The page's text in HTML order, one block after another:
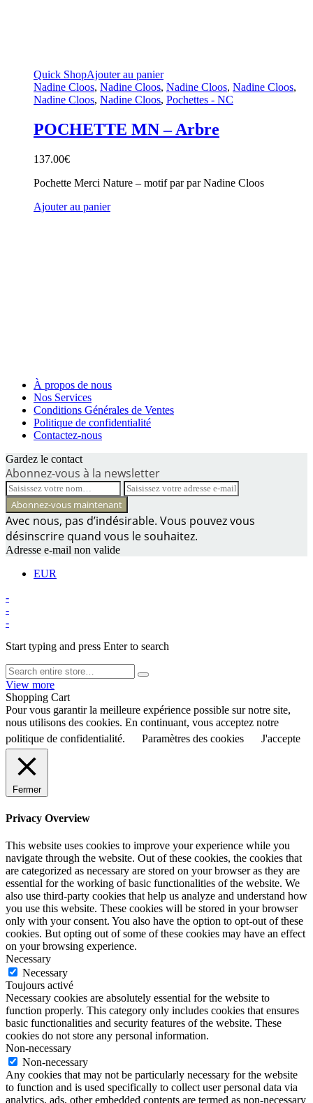
Quick ShopAjouter au panier
Nadine Cloos, Nadine Cloos, Nadine Cloos, Nadine Cloos,
Nadine Cloos, Nadine Cloos, Pochettes - NC
POCHETTE MN – Arbre
137.00€
Pochette Merci Nature – motif par par Nadine Cloos
Ajouter au panier
À propos de nous
Nos Services
Conditions Générales de Ventes
Politique de confidentialité
Contactez-nous
Gardez le contact
Abonnez-vous à la newsletter
Avec nous, pas d’indésirable. Vous pouvez vous
désinscrire quand vous le souhaitez.
Adresse e-mail non valide
EUR
-
-
-
Start typing and press Enter to search
View more
Shopping Cart
Pour vous garantir la meilleure expérience possible sur notre site,
nous utilisons des cookies. En continuant, vous acceptez notre
politique de confidentialité.
Paramètres des cookies J'accepte
Fermer
Privacy Overview
This website uses cookies to improve your experience while you
navigate through the website. Out of these cookies, the cookies that
are categorized as necessary are stored on your browser as they are
essential for the working of basic functionalities of the website. We
also use third-party cookies that help us analyze and understand how
you use this website. These cookies will be stored in your browser
only with your consent. You also have the option to opt-out of these
cookies. But opting out of some of these cookies may have an effect
on your browsing experience.
Necessary
Necessary
Toujours activé
Necessary cookies are absolutely essential for the website to
function properly. This category only includes cookies that ensures
basic functionalities and security features of the website. These
cookies do not store any personal information.
Non-necessary
Non-necessary
Any cookies that may not be particularly necessary for the website
to function and is used specifically to collect user personal data via
analytics, ads, other embedded contents are termed as non-necessary